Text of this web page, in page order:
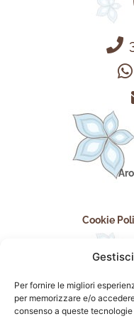
Per fornire le migliori
per memorizzare e/o
consenso a queste
Cookie